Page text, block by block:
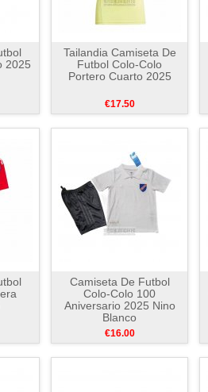
2025
Tailandia Camiseta De
Futbol Colo-Colo
Portero Cuarto 2025
€17.50
Camiseta De Futbol
Colo-Colo 100
Aniversario 2025 Nino
Blanco
€16.00